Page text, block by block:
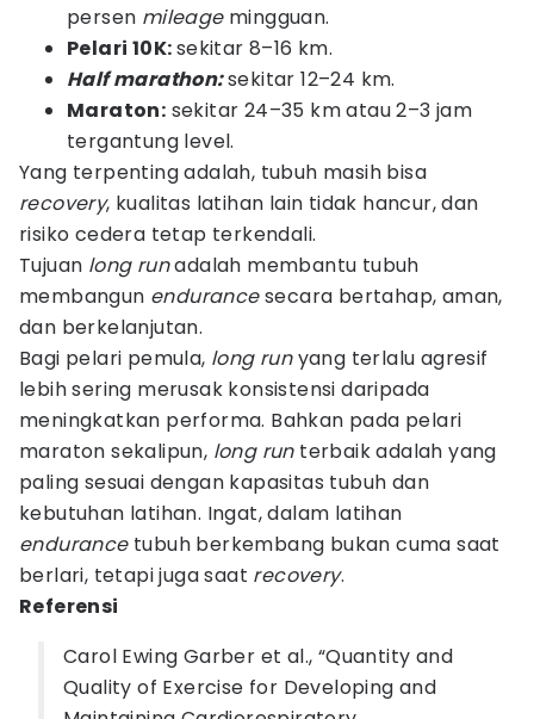
persen mileagemingguan.
Pelari 10K:sekitar 8–16 km.
Half marathon:sekitar 12–24 km.
Maraton: sekitar 24–35 km atau 2–3 jam
tergantung level.
Yang terpenting adalah, tubuh masih bisa
recovery, kualitas latihan lain tidak hancur, dan
risiko cedera tetap terkendali.
Tujuan long runadalah membantu tubuh
membangun endurancesecara bertahap, aman,
dan berkelanjutan.
Bagi pelari pemula, long runyang terlalu agresif
lebih sering merusak konsistensi daripada
meningkatkan performa. Bahkan pada pelari
maraton sekalipun, long runterbaik adalah yang
paling sesuai dengan kapasitas tubuh dan
kebutuhan latihan. Ingat, dalam latihan
endurancetubuh berkembang bukan cuma saat
berlari, tetapi juga saat recovery.
Referensi
Carol Ewing Garber et al., “Quantity and
Quality of Exercise for Developing and